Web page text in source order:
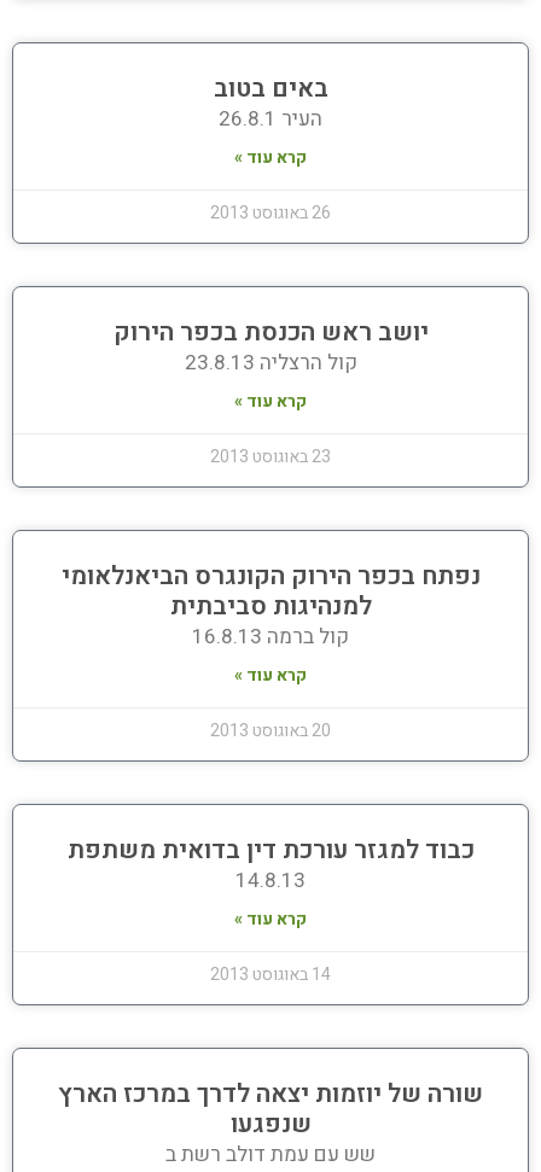
באים בטוב
העיר 26.8.1
קרא עוד »
26 באוגוסט 2013
יושב ראש הכנסת בכפר הירוק
קול הרצליה 23.8.13
קרא עוד »
23 באוגוסט 2013
נפתח בכפר הירוק הקונגרס הביאנלאומי
למנהיגות סביבתית
קול ברמה 16.8.13
קרא עוד »
20 באוגוסט 2013
כבוד למגזר עורכת דין בדואית משתפת
14.8.13
קרא עוד »
14 באוגוסט 2013
שורה של יוזמות יצאה לדרך במרכז הארץ
שנפגעו
שש עם עמת דולב רשת ב